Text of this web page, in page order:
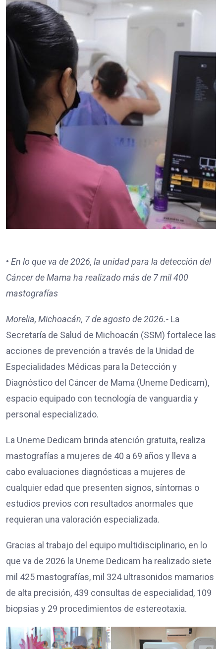
•⁠ ⁠En lo que va de 2026, la unidad para la detección del
Cáncer de Mama ha realizado más de 7 mil 400
mastografías
Morelia, Michoacán, 7 de agosto de 2026.- La
Secretaría de Salud de Michoacán (SSM) fortalece las
acciones de prevención a través de la Unidad de
Especialidades Médicas para la Detección y
Diagnóstico del Cáncer de Mama (Uneme Dedicam),
espacio equipado con tecnología de vanguardia y
personal especializado.
La Uneme Dedicam brinda atención gratuita, realiza
mastografías a mujeres de 40 a 69 años y lleva a
cabo evaluaciones diagnósticas a mujeres de
cualquier edad que presenten signos, síntomas o
estudios previos con resultados anormales que
requieran una valoración especializada.
Gracias al trabajo del equipo multidisciplinario, en lo
que va de 2026 la Uneme Dedicam ha realizado siete
mil 425 mastografías, mil 324 ultrasonidos mamarios
de alta precisión, 439 consultas de especialidad, 109
biopsias y 29 procedimientos de estereotaxia.